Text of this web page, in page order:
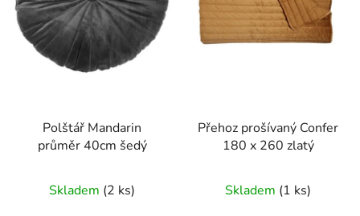
Polštář Mandarin
průměr 40cm šedý
Skladem (2 ks)
Přehoz prošívaný Confer
180 x 260 zlatý
Skladem (1 ks)